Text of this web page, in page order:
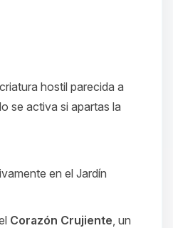
hostil parecida a
se activa si apartas la
en el Jardín
Corazón Crujiente , un